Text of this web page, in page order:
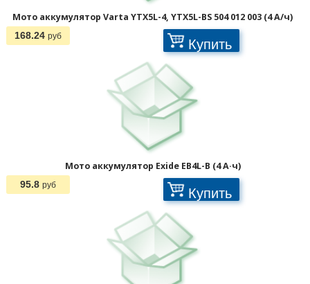
Мото аккумулятор Varta YTX5L-4, YTX5L-BS 504 012 003 (4 А/ч)
168.24 руб Купить
Мото аккумулятор Exide EB4L-B (4 А·ч)
95.8 руб Купить